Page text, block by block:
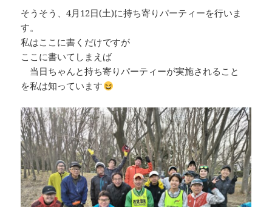
そうそう、4月12日(土)に持ち寄りパーティーを行いま
す。
私はここに書くだけですが
ここに書いてしまえば
当日ちゃんと持ち寄りパーティーが実施されること
を私は知っています